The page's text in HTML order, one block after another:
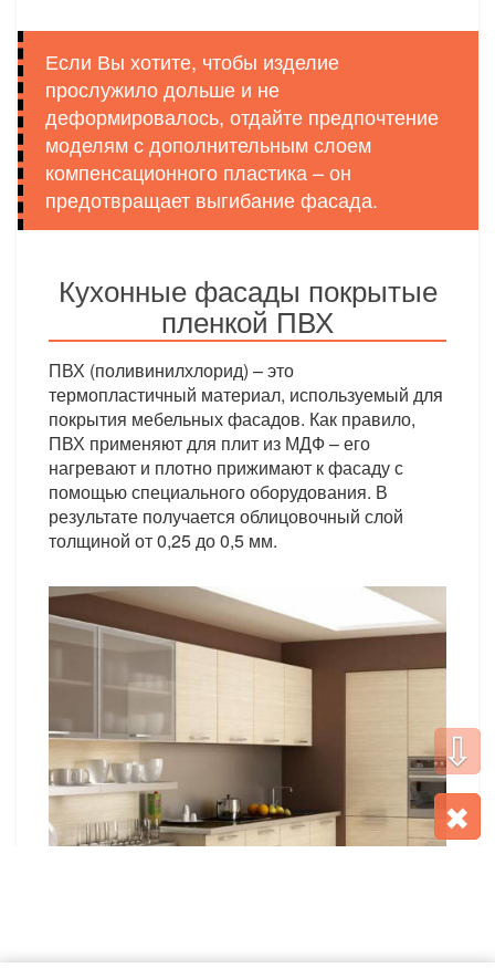
✖
⇩
Если Вы хотите, чтобы изделие
прослужило дольше и не
деформировалось, отдайте предпочтение
моделям с дополнительным слоем
компенсационного пластика – он
предотвращает выгибание фасада.
Кухонные фасады покрытые
пленкой ПВХ
ПВХ (поливинилхлорид) – это
термопластичный материал, используемый для
покрытия мебельных фасадов. Как правило,
ПВХ применяют для плит из МДФ – его
нагревают и плотно прижимают к фасаду с
помощью специального оборудования. В
результате получается облицовочный слой
толщиной от 0,25 до 0,5 мм.